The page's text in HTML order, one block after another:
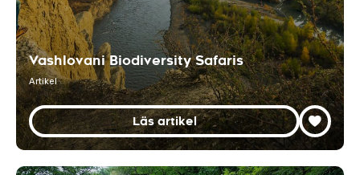
Vashlovani Biodiversity Safaris
Artikel
Läs artikel